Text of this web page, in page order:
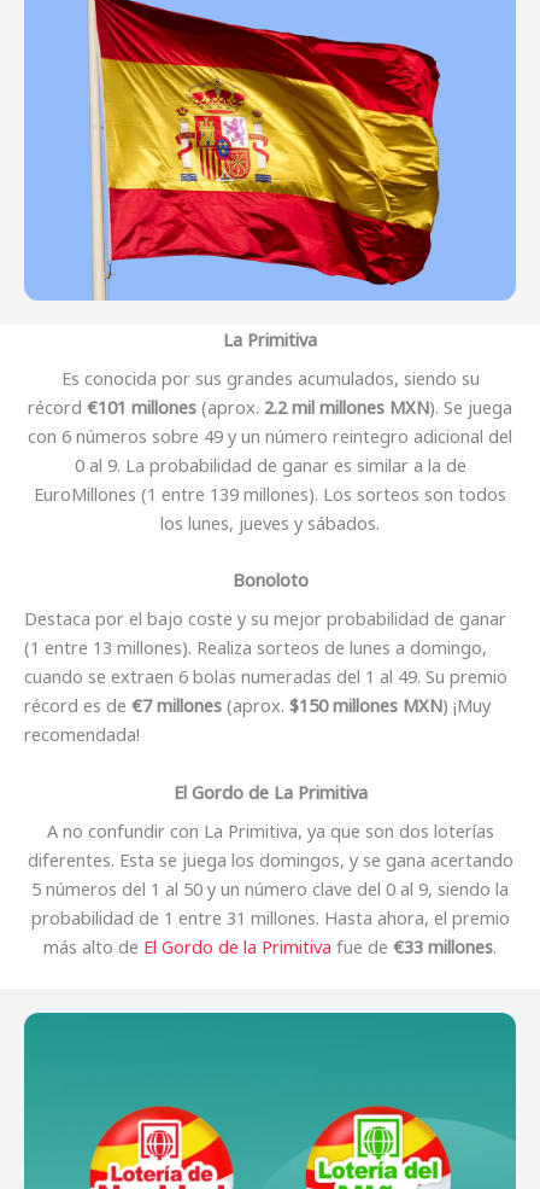
La Primitiva
Es conocida por sus grandes acumulados, siendo su
récord €101 millones (aprox. 2.2 mil millones MXN). Se juega
con 6 números sobre 49 y un número reintegro adicional del
0 al 9. La probabilidad de ganar es similar a la de
EuroMillones (1 entre 139 millones). Los sorteos son todos
los lunes, jueves y sábados.
Bonoloto
Destaca por el bajo coste y su mejor probabilidad de ganar
(1 entre 13 millones). Realiza sorteos de lunes a domingo,
cuando se extraen 6 bolas numeradas del 1 al 49. Su premio
récord es de €7 millones (aprox. $150 millones MXN) ¡Muy
recomendada!
El Gordo de La Primitiva
A no confundir con La Primitiva, ya que son dos loterías
diferentes. Esta se juega los domingos, y se gana acertando
5 números del 1 al 50 y un número clave del 0 al 9, siendo la
probabilidad de 1 entre 31 millones. Hasta ahora, el premio
más alto de El Gordo de la Primitiva fue de €33 millones.